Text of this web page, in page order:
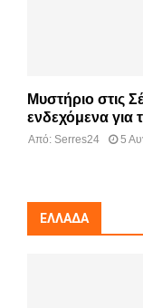
Μυστήριο στις
ενδεχόμενα για
Από: Serres24 5
ΕΛΛΆΔΑ